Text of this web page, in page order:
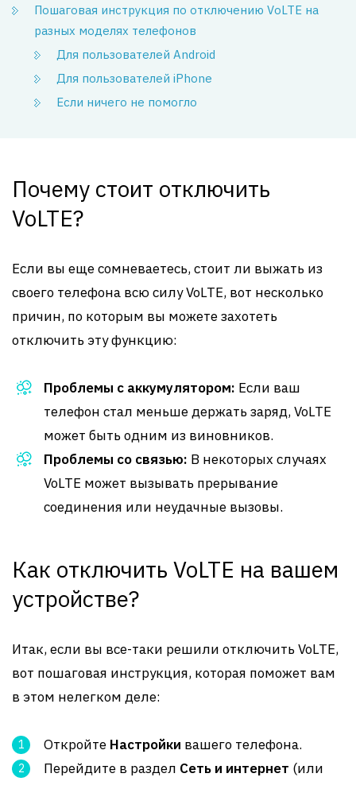
Пошаговая инструкция по отключению VoLTE на
разных моделях телефонов
Для пользователей Android
Для пользователей iPhone
Если ничего не помогло
Почему стоит отключить
VoLTE?
Если вы еще сомневаетесь, стоит ли выжать из
своего телефона всю силу VoLTE, вот несколько
причин, по которым вы можете захотеть
отключить эту функцию:
Проблемы с аккумулятором: Если ваш
телефон стал меньше держать заряд, VoLTE
может быть одним из виновников.
Проблемы со связью: В некоторых случаях
VoLTE может вызывать прерывание
соединения или неудачные вызовы.
Как отключить VoLTE на вашем
устройстве?
Итак, если вы все-таки решили отключить VoLTE,
вот пошаговая инструкция, которая поможет вам
в этом нелегком деле:
Откройте Настройки вашего телефона.
Перейдите в раздел Сеть и интернет (или